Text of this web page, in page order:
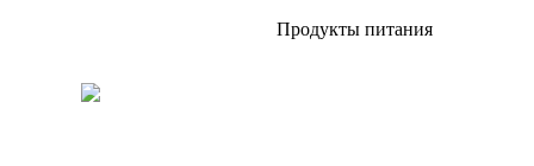
Продукты питания